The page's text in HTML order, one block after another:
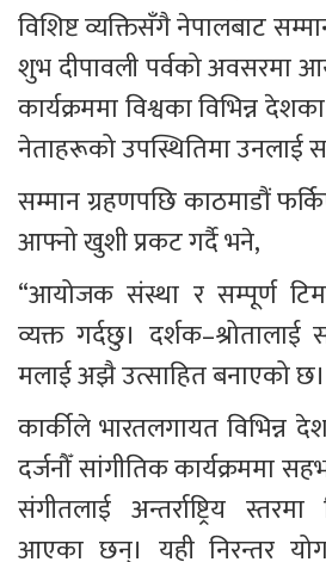
विशिष्ट व्यक्तिसँगै नेपालबाट
शुभ दीपावली पर्वको अवसरमा
कार्यक्रममा विश्वका विभिन्न
नेताहरूको उपस्थितिमा उनलाई
सम्मान ग्रहणपछि काठमाडौं
आफ्नो खुशी प्रकट गर्दै भने,
“आयोजक संस्था र सम्पूर्ण
व्यक्त गर्दछु। दर्शक–श्रोतालाई
मलाई अझै उत्साहित बनाएको
कार्कीले भारतलगायत विभिन्न
दर्जनौँ सांगीतिक कार्यक्रममा
संगीतलाई अन्तर्राष्ट्रिय
आएका छन्। यही निरन्तर